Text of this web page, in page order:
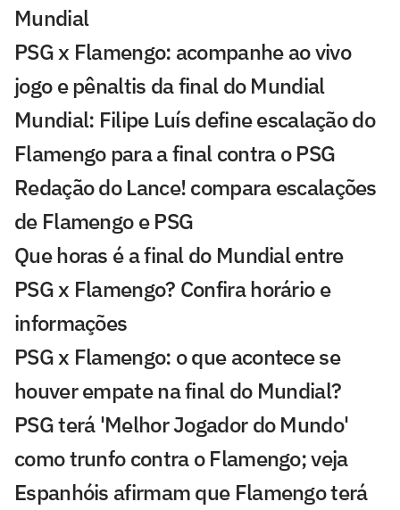
Mundial
PSG x Flamengo: acompanhe ao vivo
jogo e pênaltis da final do Mundial
Mundial: Filipe Luís define escalação do
Flamengo para a final contra o PSG
Redação do Lance! compara escalações
de Flamengo e PSG
Que horas é a final do Mundial entre
PSG x Flamengo? Confira horário e
informações
PSG x Flamengo: o que acontece se
houver empate na final do Mundial?
PSG terá 'Melhor Jogador do Mundo'
como trunfo contra o Flamengo; veja
Espanhóis afirmam que Flamengo terá